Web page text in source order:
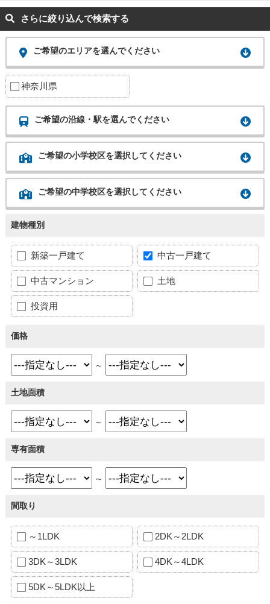
さらに絞り込んで検索する
ご希望のエリアを選んでください
神奈川県
ご希望の沿線・駅を選んでください
ご希望の小学校区を選択してください
ご希望の中学校区を選択してください
建物種別
新築一戸建て 中古一戸建て
中古マンション 土地
投資用
価格
～
土地面積
～
専有面積
～
間取り
～1LDK 2DK～2LDK
3DK～3LDK 4DK～4LDK
5DK～5LDK以上